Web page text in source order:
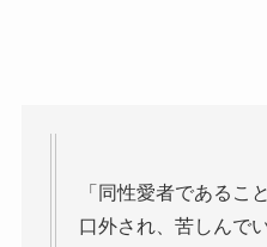
「同性愛者であるこ
口外され、苦しんで